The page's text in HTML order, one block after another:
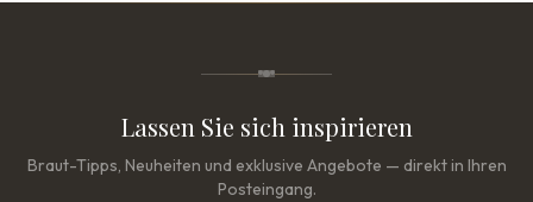
Lassen Sie sich inspirieren
Braut-Tipps, Neuheiten und exklusive Angebote — direkt in Ihren
Posteingang.